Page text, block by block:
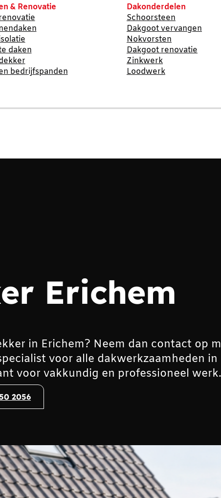
& Renovatie
daken
bedrijfspanden
Dakonderdelen
Schoorsteen
Dakgoot vervangen
Nokvorsten
Dakgoot renovatie
Zinkwerk
Loodwerk
Erichem
in Erichem? Neem dan contact op
voor alle dakwerkzaamheden in
voor vakkundig en professioneel werk.
2056